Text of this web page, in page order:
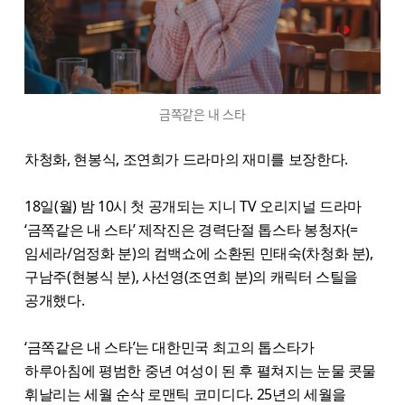
금쪽같은 내 스타
차청화, 현봉식, 조연희가 드라마의 재미를 보장한다.
18일(월) 밤 10시 첫 공개되는 지니 TV 오리지널 드라마
‘금쪽같은 내 스타’ 제작진은 경력단절 톱스타 봉청자(=
임세라/엄정화 분)의 컴백쇼에 소환된 민태숙(차청화 분),
구남주(현봉식 분), 사선영(조연희 분)의 캐릭터 스틸을
공개했다.
‘금쪽같은 내 스타’는 대한민국 최고의 톱스타가
하루아침에 평범한 중년 여성이 된 후 펼쳐지는 눈물 콧물
휘날리는 세월 순삭 로맨틱 코미디다. 25년의 세월을